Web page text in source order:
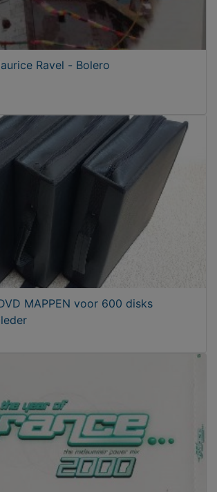
Ravel - Bolero
MAPPEN voor 600 disks